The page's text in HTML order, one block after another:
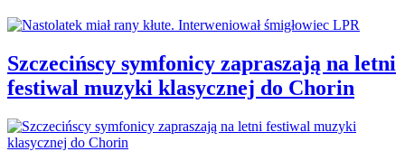
Szczecińscy symfonicy zapraszają na letni
festiwal muzyki klasycznej do Chorin